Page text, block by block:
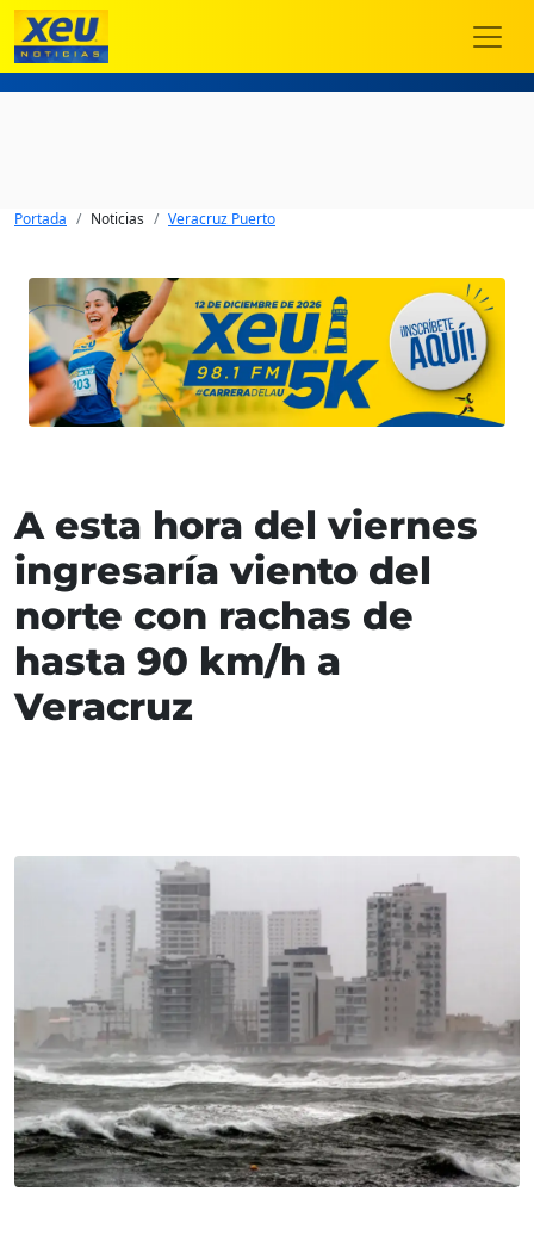
Portada Noticias Veracruz Puerto
A esta hora del viernes
ingresaría viento del
norte con rachas de
hasta 90 km/h a
Veracruz